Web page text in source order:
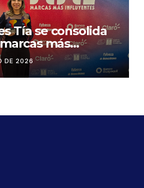
Tía se consolida
más
del Ecuador
DE 2026